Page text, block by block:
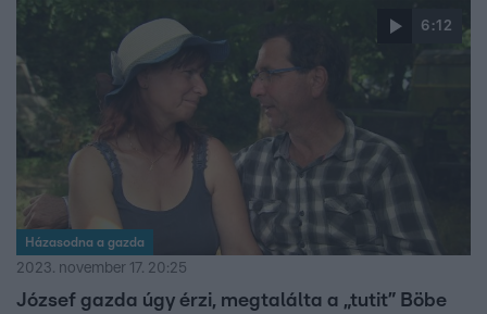
6:12
Házasodna a gazda
2023. november 17. 20:25
József gazda úgy érzi, megtalálta a „tutit” Böbe